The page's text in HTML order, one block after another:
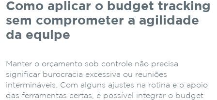
Como aplicar o budget tracking
sem comprometer a agilidade
da equipe
Manter o orçamento sob controle não precisa
significar burocracia excessiva ou reuniões
intermináveis. Com alguns ajustes na rotina e o apoio
das ferramentas certas, é possível integrar o budget